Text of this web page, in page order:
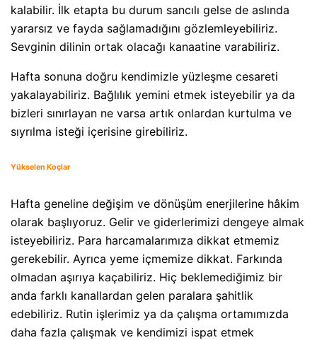
kalabilir. İlk etapta bu durum sancılı gelse de aslında
yararsız ve fayda sağlamadığını gözlemleyebiliriz.
Sevginin dilinin ortak olacağı kanaatine varabiliriz.
Hafta sonuna doğru kendimizle yüzleşme cesareti
yakalayabiliriz. Bağlılık yemini etmek isteyebilir ya da
bizleri sınırlayan ne varsa artık onlardan kurtulma ve
sıyrılma isteği içerisine girebiliriz.
Yükselen Koçlar
Hafta geneline değişim ve dönüşüm enerjilerine hâkim
olarak başlıyoruz. Gelir ve giderlerimizi dengeye almak
isteyebiliriz. Para harcamalarımıza dikkat etmemiz
gerekebilir. Ayrıca yeme içmemize dikkat. Farkında
olmadan aşırıya kaçabiliriz. Hiç beklemediğimiz bir
anda farklı kanallardan gelen paralara şahitlik
edebiliriz. Rutin işlerimiz ya da çalışma ortamımızda
daha fazla çalışmak ve kendimizi ispat etmek